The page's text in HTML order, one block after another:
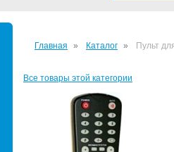
Главная Каталог Пульт
Все товары этой категории